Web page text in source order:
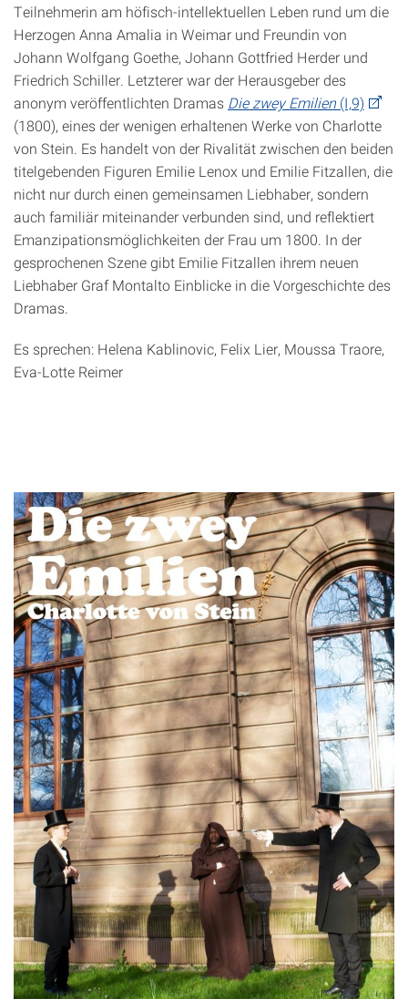
Teilnehmerin am höfisch-intellektuellen Leben rund um die
Herzogen Anna Amalia in Weimar und Freundin von
Johann Wolfgang Goethe, Johann Gottfried Herder und
Friedrich Schiller. Letzterer war der Herausgeber des
anonym veröffentlichten Dramas Die zwey Emilien(I,9)
(1800), eines der wenigen erhaltenen Werke von Charlotte
von Stein. Es handelt von der Rivalität zwischen den beiden
titelgebenden Figuren Emilie Lenox und Emilie Fitzallen, die
nicht nur durch einen gemeinsamen Liebhaber, sondern
auch familiär miteinander verbunden sind, und reflektiert
Emanzipationsmöglichkeiten der Frau um 1800. In der
gesprochenen Szene gibt Emilie Fitzallen ihrem neuen
Liebhaber Graf Montalto Einblicke in die Vorgeschichte des
Dramas.
Es sprechen: Helena Kablinovic, Felix Lier, Moussa Traore,
Eva-Lotte Reimer